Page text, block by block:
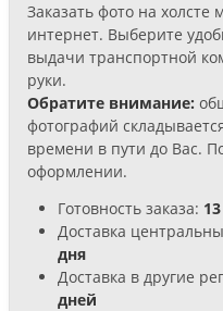
Заказать фото на холсте
интернет. Выберите
выдачи транспортной
руки.
Обратите внимание:
фотографий
времени в пути до Вас.
оформлении.
Готовность заказа:
Доставка
дня
Доставка в другие
дней